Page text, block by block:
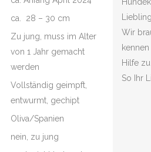
ca. 28 – 30 cm
Zu jung, muss im Alter
von 1 Jahr gemacht
werden
Vollständig geimpft,
entwurmt, gechipt
Oliva/Spanien
nein, zu jung
Wir
Hilfe
So Ihr